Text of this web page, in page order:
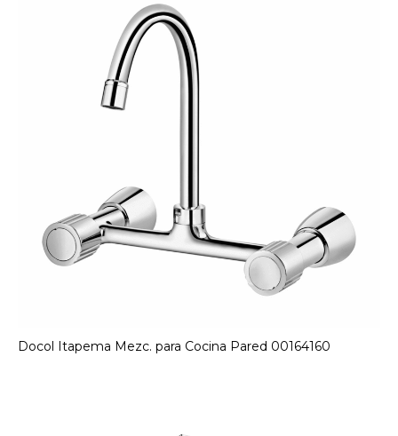
Docol Itapema Mezc. para Cocina Pared 00164160